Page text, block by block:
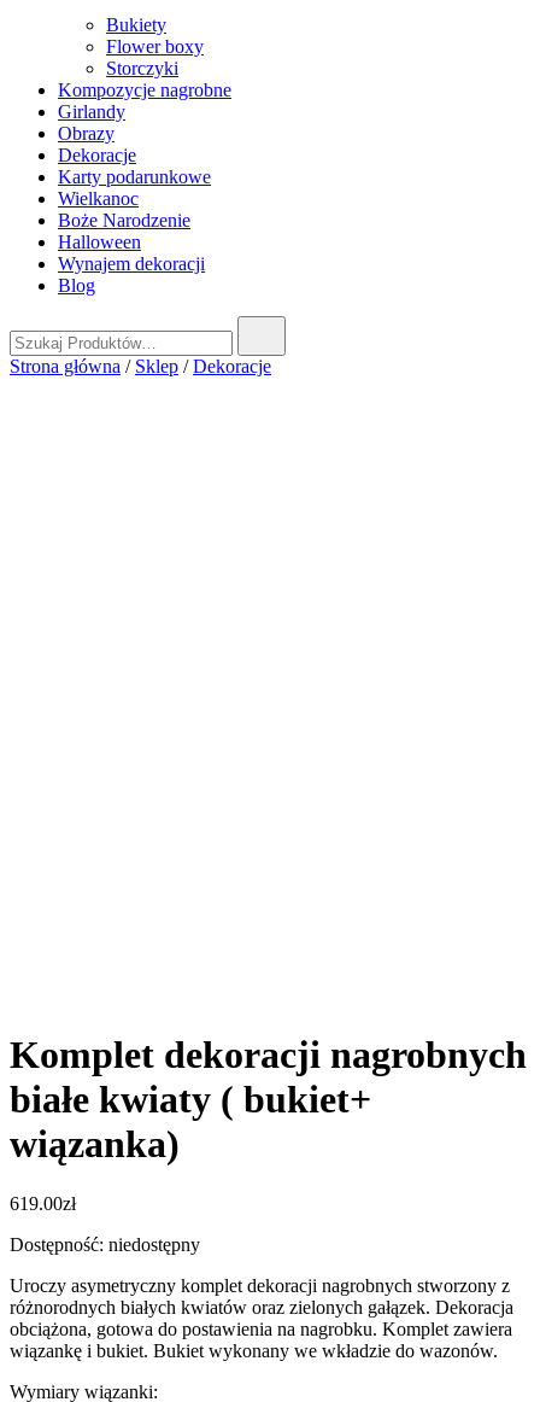
Bukiety
Flower boxy
Storczyki
Kompozycje nagrobne
Girlandy
Obrazy
Dekoracje
Karty podarunkowe
Wielkanoc
Boże Narodzenie
Halloween
Wynajem dekoracji
Blog
Strona główna / Sklep /Dekoracje
Komplet dekoracji nagrobnych
białe kwiaty ( bukiet+
wiązanka)
619.00zł
Dostępność: niedostępny
Uroczy asymetryczny komplet dekoracji nagrobnych stworzony z
różnorodnych białych kwiatów oraz zielonych gałązek. Dekoracja
obciążona, gotowa do postawienia na nagrobku. Komplet zawiera
wiązankę i bukiet. Bukiet wykonany we wkładzie do wazonów.
Wymiary wiązanki: